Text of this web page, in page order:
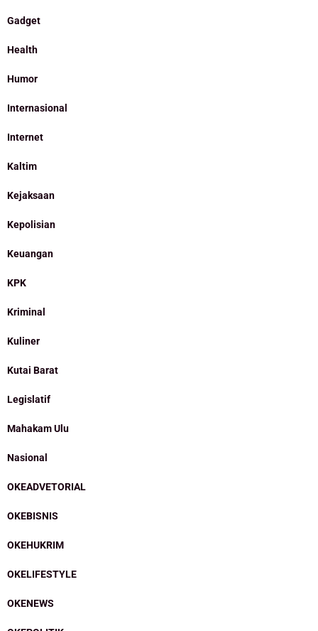
Gadget
Health
Humor
Internasional
Internet
Kaltim
Kejaksaan
Kepolisian
Keuangan
KPK
Kriminal
Kuliner
Kutai Barat
Legislatif
Mahakam Ulu
Nasional
OKEADVETORIAL
OKEBISNIS
OKEHUKRIM
OKELIFESTYLE
OKENEWS